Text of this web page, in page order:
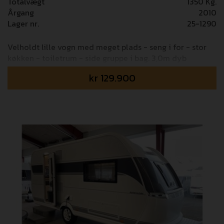
Årgang
2010
Lager nr.
25-1290
Velholdt lille vogn med meget plads - seng i for - stor
Ventura fortelt - Ultra Heat - Mover - m.m.
kr 129.900